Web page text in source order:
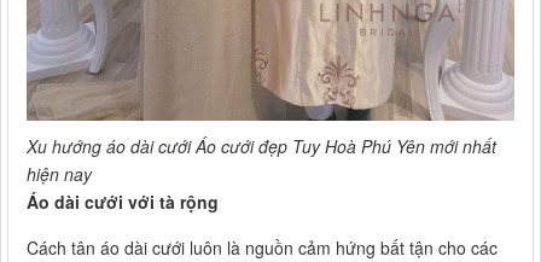
Xu hướng áo dài cưới Áo cưới đẹp Tuy Hoà Phú Yên mới nhất
hiện nay
Áo dài cưới với tà rộng
Cách tân áo dài cưới luôn là nguồn cảm hứng bất tận cho các